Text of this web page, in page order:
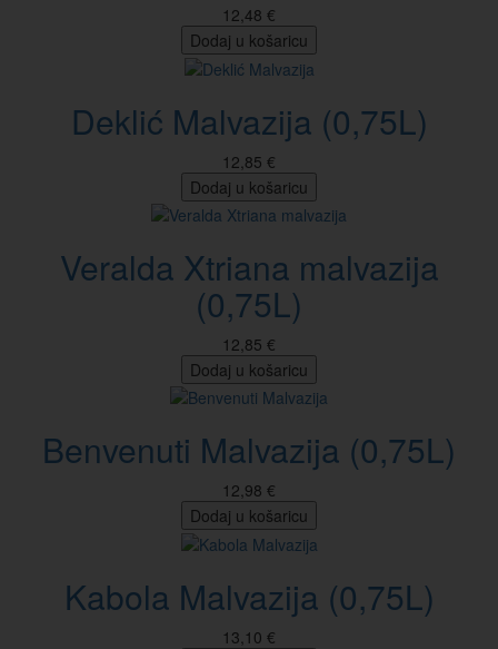
12,48 €
Dodaj u košaricu
Deklić Malvazija (0,75L)
12,85 €
Dodaj u košaricu
Veralda Xtriana malvazija
(0,75L)
12,85 €
Dodaj u košaricu
Benvenuti Malvazija (0,75L)
12,98 €
Dodaj u košaricu
Kabola Malvazija (0,75L)
13,10 €